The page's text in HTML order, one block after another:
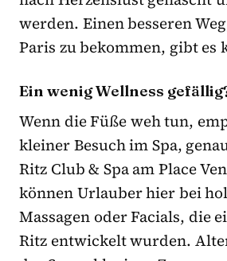
werden. Einen besseren
Paris zu bekommen, gibt es
Ein wenig Wellness
Wenn die Füße weh tun,
kleiner Besuch im Spa,
Ritz Club & Spa am Place
können Urlauber hier bei
Massagen oder Facials, die
Ritz entwickelt wurden.